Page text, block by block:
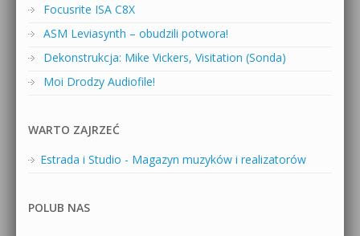
Focusrite ISA C8X
ASM Leviasynth – obudzili potwora!
Dekonstrukcja: Mike Vickers, Visitation (Sonda)
Moi Drodzy Audiofile!
WARTO ZAJRZEĆ
Estrada i Studio - Magazyn muzyków i realizatorów
POLUB NAS